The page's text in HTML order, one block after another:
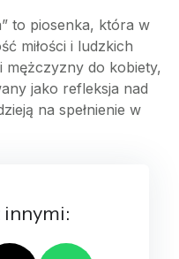
to piosenka, która w
miłości i ludzkich
mężczyzny do kobiety,
jako refleksja nad
na spełnienie w
innymi: